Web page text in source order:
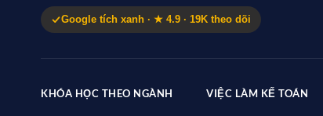
Google tích xanh · ★ 4.9 · 19K theo dõi
KHÓA HỌC THEO NGÀNH VIỆC LÀM KẾ TOÁN